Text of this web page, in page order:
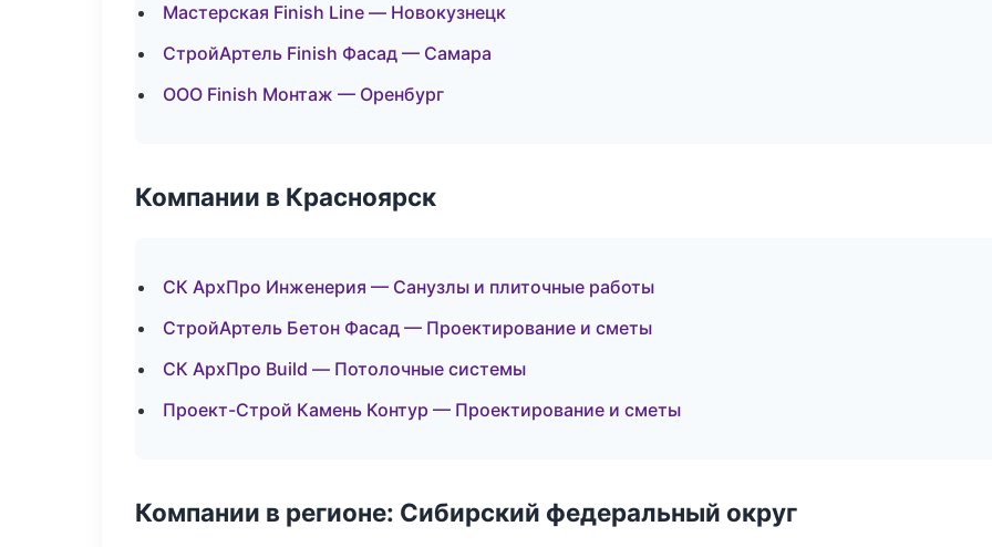
Мастерская Finish Line — Новокузнецк
СтройАртель Finish Фасад — Самара
ООО Finish Монтаж — Оренбург
Компании в Красноярск
СК АрхПро Инженерия — Санузлы и плиточные работы
СтройАртель Бетон Фасад — Проектирование и сметы
СК АрхПро Build — Потолочные системы
Проект-Строй Камень Контур — Проектирование и сметы
Компании в регионе: Сибирский федеральный округ